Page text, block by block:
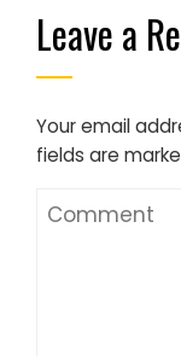
Leave a
Your email
fields are